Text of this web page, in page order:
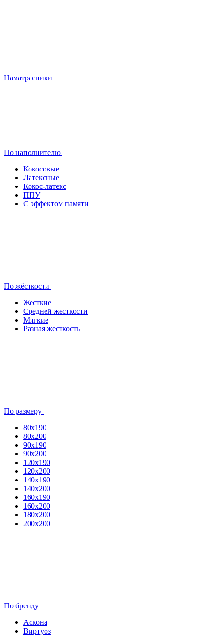
Наматрасники
По наполнителю
Кокосовые
Латексные
Кокос-латекс
ППУ
С эффектом памяти
По жёсткости
Жесткие
Средней жесткости
Мягкие
Разная жесткость
По размеру
80x190
80х200
90х190
90х200
120х190
120х200
140х190
140х200
160х190
160х200
180х200
200х200
По бренду
Аскона
Виртуоз